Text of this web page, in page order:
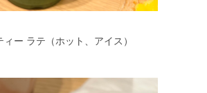
ー ラテ（ホット、アイス）